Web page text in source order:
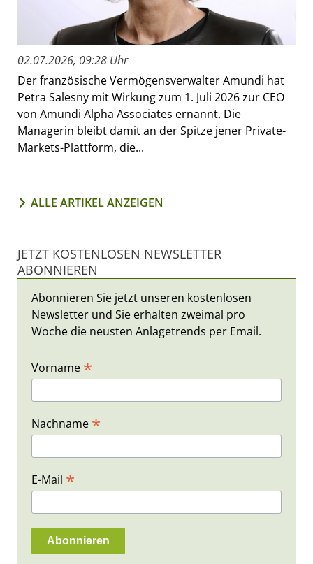
02.07.2026, 09:28 Uhr
Der französische Vermögensverwalter Amundi hat
Petra Salesny mit Wirkung zum 1. Juli 2026 zur CEO
von Amundi Alpha Associates ernannt. Die
Managerin bleibt damit an der Spitze jener Private-
Markets-Plattform, die...
ALLE ARTIKEL ANZEIGEN
JETZT KOSTENLOSEN NEWSLETTER
ABONNIEREN
Abonnieren Sie jetzt unseren kostenlosen
Newsletter und Sie erhalten zweimal pro
Woche die neusten Anlagetrends per Email.
Vorname *
Nachname *
E-Mail *